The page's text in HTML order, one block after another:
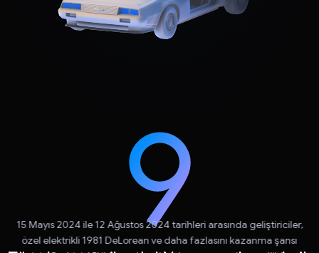
15 Mayıs 2024 ile 12 Ağustos 2024 tarihleri arasında geliştiriciler,
özel elektrikli 1981 DeLorean ve daha fazlasını kazanma şansı